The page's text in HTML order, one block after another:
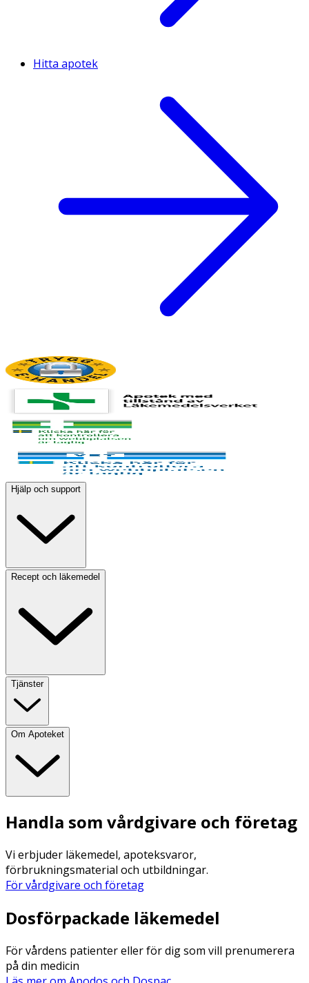
Hitta apotek
Hjälp och support
Recept och läkemedel
Tjänster
Om Apoteket
Handla som vårdgivare och företag
Vi erbjuder läkemedel, apoteksvaror,
förbrukningsmaterial och utbildningar.
För vårdgivare och företag
Dosförpackade läkemedel
För vårdens patienter eller för dig som vill prenumerera
på din medicin